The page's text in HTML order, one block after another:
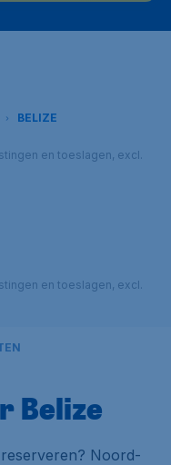
BELIZE
en toeslagen, excl.
en toeslagen, excl.
Belize
Noord-